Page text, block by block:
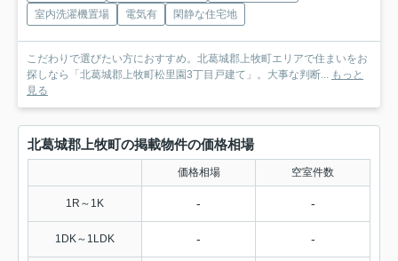
室内洗濯機置場
電気有 閑静な住宅地
こだわりで選びたい方におすすめ。北葛城郡上牧町エリアで住まいをお
探しなら「北葛城郡上牧町松里園3丁目戸建て」。大事な判断... もっと
見る
北葛城郡上牧町の掲載物件の価格相場
価格相場 空室件数
1R～1K - -
1DK～1LDK - -